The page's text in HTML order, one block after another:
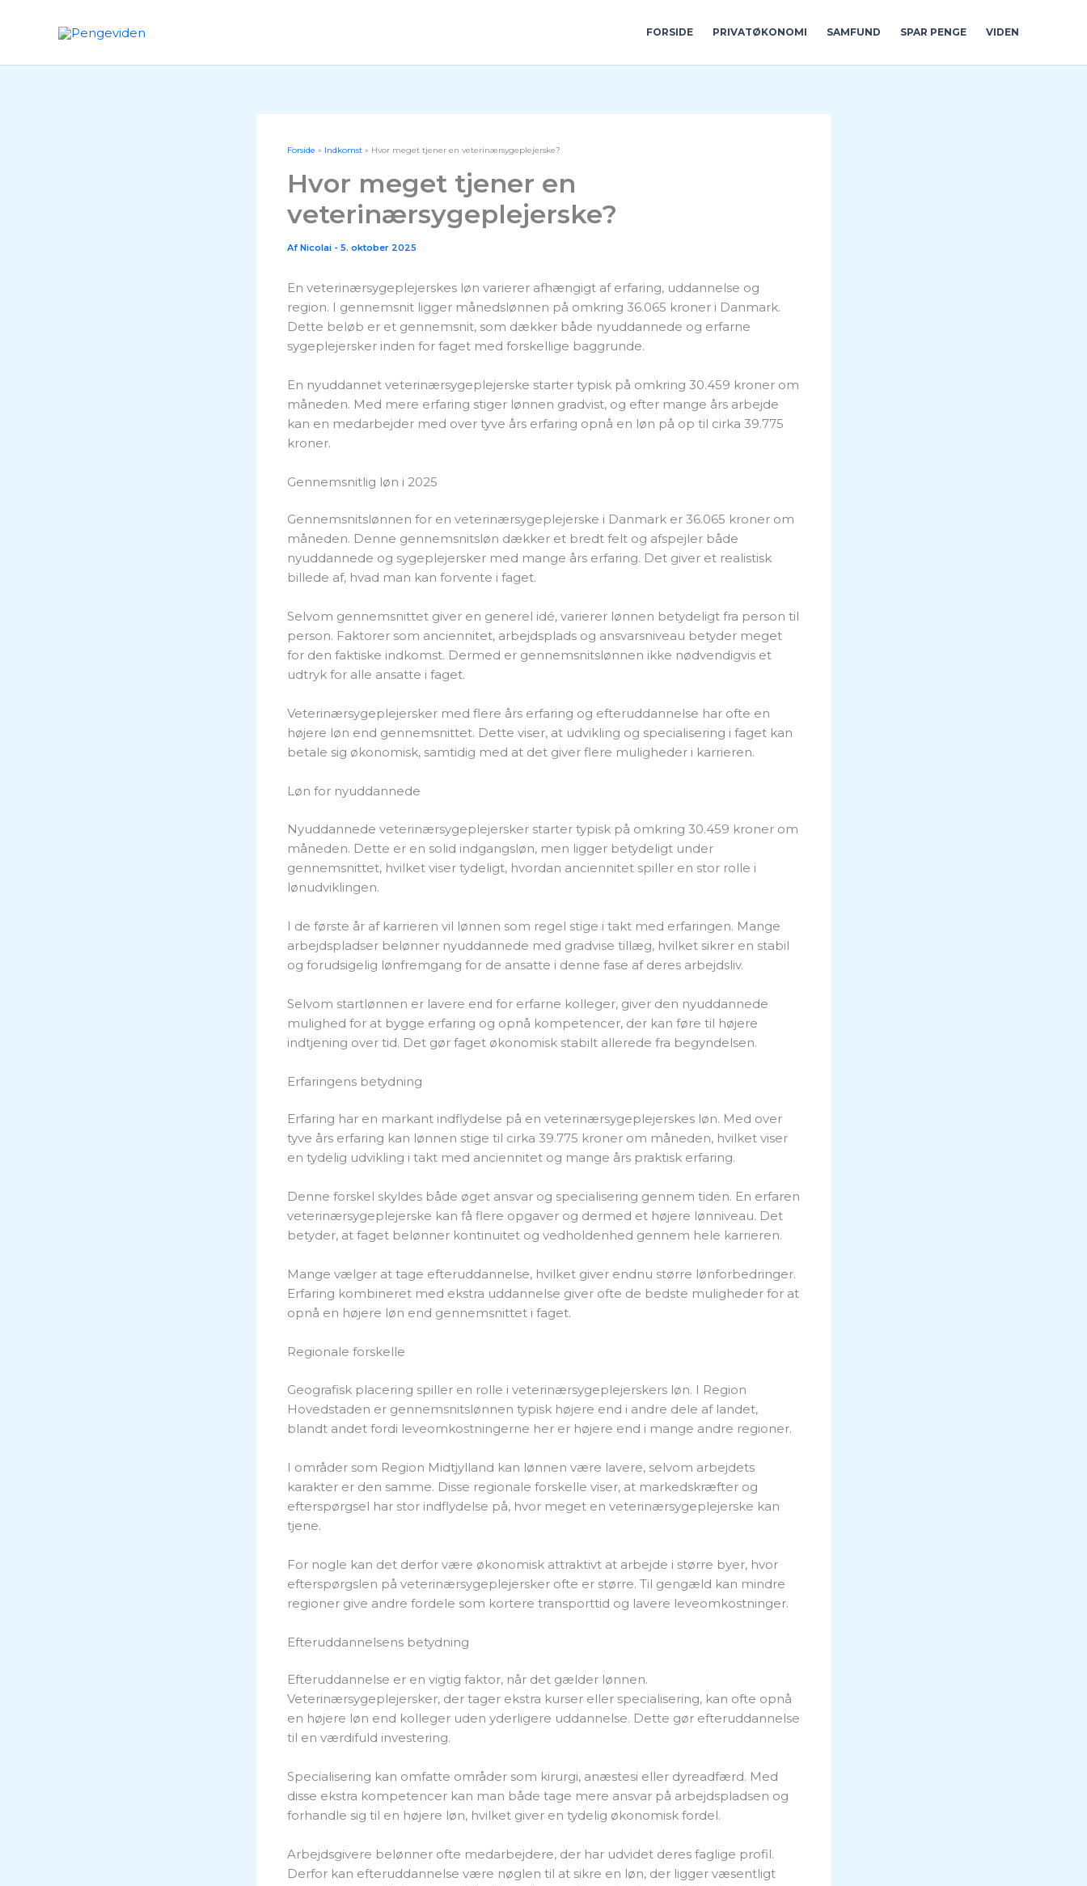
FORSIDE PRIVATØKONOMI SAMFUND SPAR PENGE VIDEN
Forside Indkomst Hvor meget tjener en veterinærsygeplejerske?
Hvor meget tjener en
veterinærsygeplejerske?
Af Nicolai - 5. oktober 2025
En veterinærsygeplejerskes løn varierer afhængigt af erfaring, uddannelse og
region. I gennemsnit ligger månedslønnen på omkring 36.065 kroner i Danmark.
Dette beløb er et gennemsnit, som dækker både nyuddannede og erfarne
sygeplejersker inden for faget med forskellige baggrunde.
En nyuddannet veterinærsygeplejerske starter typisk på omkring 30.459 kroner om
måneden. Med mere erfaring stiger lønnen gradvist, og efter mange års arbejde
kan en medarbejder med over tyve års erfaring opnå en løn på op til cirka 39.775
kroner.
Gennemsnitlig løn i 2025
Gennemsnitslønnen for en veterinærsygeplejerske i Danmark er 36.065 kroner om
måneden. Denne gennemsnitsløn dækker et bredt felt og afspejler både
nyuddannede og sygeplejersker med mange års erfaring. Det giver et realistisk
billede af, hvad man kan forvente i faget.
Selvom gennemsnittet giver en generel idé, varierer lønnen betydeligt fra person til
person. Faktorer som anciennitet, arbejdsplads og ansvarsniveau betyder meget
for den faktiske indkomst. Dermed er gennemsnitslønnen ikke nødvendigvis et
udtryk for alle ansatte i faget.
Veterinærsygeplejersker med flere års erfaring og efteruddannelse har ofte en
højere løn end gennemsnittet. Dette viser, at udvikling og specialisering i faget kan
betale sig økonomisk, samtidig med at det giver flere muligheder i karrieren.
Løn for nyuddannede
Nyuddannede veterinærsygeplejersker starter typisk på omkring 30.459 kroner om
måneden. Dette er en solid indgangsløn, men ligger betydeligt under
gennemsnittet, hvilket viser tydeligt, hvordan anciennitet spiller en stor rolle i
lønudviklingen.
I de første år af karrieren vil lønnen som regel stige i takt med erfaringen. Mange
arbejdspladser belønner nyuddannede med gradvise tillæg, hvilket sikrer en stabil
og forudsigelig lønfremgang for de ansatte i denne fase af deres arbejdsliv.
Selvom startlønnen er lavere end for erfarne kolleger, giver den nyuddannede
mulighed for at bygge erfaring og opnå kompetencer, der kan føre til højere
indtjening over tid. Det gør faget økonomisk stabilt allerede fra begyndelsen.
Erfaringens betydning
Erfaring har en markant indflydelse på en veterinærsygeplejerskes løn. Med over
tyve års erfaring kan lønnen stige til cirka 39.775 kroner om måneden, hvilket viser
en tydelig udvikling i takt med anciennitet og mange års praktisk erfaring.
Denne forskel skyldes både øget ansvar og specialisering gennem tiden. En erfaren
veterinærsygeplejerske kan få flere opgaver og dermed et højere lønniveau. Det
betyder, at faget belønner kontinuitet og vedholdenhed gennem hele karrieren.
Mange vælger at tage efteruddannelse, hvilket giver endnu større lønforbedringer.
Erfaring kombineret med ekstra uddannelse giver ofte de bedste muligheder for at
opnå en højere løn end gennemsnittet i faget.
Regionale forskelle
Geografisk placering spiller en rolle i veterinærsygeplejerskers løn. I Region
Hovedstaden er gennemsnitslønnen typisk højere end i andre dele af landet,
blandt andet fordi leveomkostningerne her er højere end i mange andre regioner.
I områder som Region Midtjylland kan lønnen være lavere, selvom arbejdets
karakter er den samme. Disse regionale forskelle viser, at markedskræfter og
efterspørgsel har stor indflydelse på, hvor meget en veterinærsygeplejerske kan
tjene.
For nogle kan det derfor være økonomisk attraktivt at arbejde i større byer, hvor
efterspørgslen på veterinærsygeplejersker ofte er større. Til gengæld kan mindre
regioner give andre fordele som kortere transporttid og lavere leveomkostninger.
Efteruddannelsens betydning
Efteruddannelse er en vigtig faktor, når det gælder lønnen.
Veterinærsygeplejersker, der tager ekstra kurser eller specialisering, kan ofte opnå
en højere løn end kolleger uden yderligere uddannelse. Dette gør efteruddannelse
til en værdifuld investering.
Specialisering kan omfatte områder som kirurgi, anæstesi eller dyreadfærd. Med
disse ekstra kompetencer kan man både tage mere ansvar på arbejdspladsen og
forhandle sig til en højere løn, hvilket giver en tydelig økonomisk fordel.
Arbejdsgivere belønner ofte medarbejdere, der har udvidet deres faglige profil.
Derfor kan efteruddannelse være nøglen til at sikre en løn, der ligger væsentligt